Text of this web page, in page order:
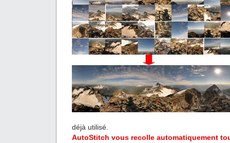
déjà utilisé.
AutoStitch vous recolle automatiquement